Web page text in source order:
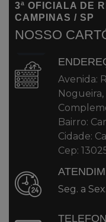
3ª OFICIALA DE
CAMPINAS / SP
NOSSO
Avenida:
Nogueira,
Bairro:
Cidade:
Cep:
Seg. a